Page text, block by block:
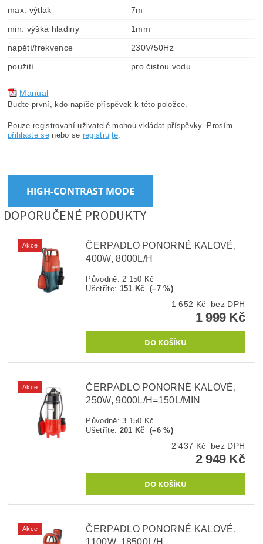
max. výtlak
7m
min. výška hladiny
1mm
napětí/frekvence
230V/50Hz
použití
pro čistou vodu
Manual
Buďte první, kdo napíše příspěvek k této položce.
Pouze registrovaní uživatelé mohou vkládat příspěvky. Prosím
přihlaste senebo se registrujte.
HIGH-CONTRAST MODE
DOPORUČENÉ PRODUKTY
Akce
ČERPADLO PONORNÉ KALOVÉ,
400W, 8000L/H
Původně:2 150 Kč
Ušetříte: 151 Kč (–7 %)
1 652 Kč bez DPH
1 999 Kč
Akce
ČERPADLO PONORNÉ KALOVÉ,
250W, 9000L/H=150L/MIN
Původně:3 150 Kč
Ušetříte: 201 Kč (–6 %)
2 437 Kč bez DPH
2 949 Kč
Akce
ČERPADLO PONORNÉ KALOVÉ,